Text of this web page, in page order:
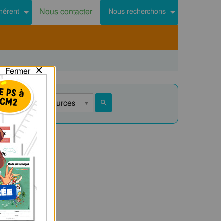
Nous contacter Nous recherchons
Fermer×